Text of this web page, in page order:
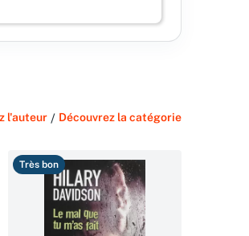
l'auteur / Découvrez la catégorie
Très bon